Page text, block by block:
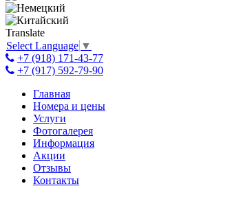
Translate
Select Language ▼
+7 (918) 171-43-77
+7 (917) 592-79-90
Главная
Номера и цены
Услуги
Фотогалерея
Информация
Акции
Отзывы
Контакты